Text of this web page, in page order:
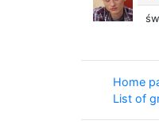
Home
List of